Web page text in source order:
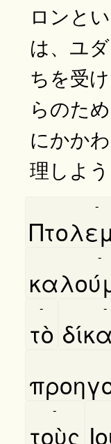
ロンと
は、ユ
ちを受
らのた
にかか
理しよう
-
-
τὸ
- -
τοὺς
-